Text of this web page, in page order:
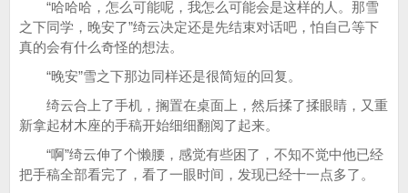
“哈哈哈，怎么可能呢，我怎么可能会是这样的人。那雪
之下同学，晚安了”绮云决定还是先结束对话吧，怕自己等下
真的会有什么奇怪的想法。
“晚安”雪之下那边同样还是很简短的回复。
绮云合上了手机，搁置在桌面上，然后揉了揉眼睛，又重
新拿起材木座的手稿开始细细翻阅了起来。
“啊”绮云伸了个懒腰，感觉有些困了，不知不觉中他已经
把手稿全部看完了，看了一眼时间，发现已经十一点多了。